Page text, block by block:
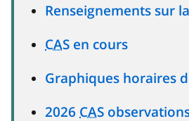
Renseignements sur
CAS en cours
Graphiques horaires
2026 CAS